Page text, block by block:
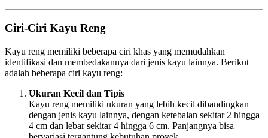
Ciri-Ciri Kayu Reng
Kayu reng memiliki beberapa ciri khas yang memudahkan
identifikasi dan membedakannya dari jenis kayu lainnya. Berikut
adalah beberapa ciri kayu reng:
Ukuran Kecil dan Tipis
Kayu reng memiliki ukuran yang lebih kecil dibandingkan
dengan jenis kayu lainnya, dengan ketebalan sekitar 2 hingga
4 cm dan lebar sekitar 4 hingga 6 cm. Panjangnya bisa